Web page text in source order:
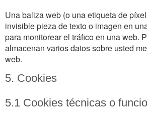
Una baliza web (o una etiqueta de
invisible pieza de texto o imagen en
para monitorear el tráfico en una web.
almacenan varios datos sobre usted
web.
5. Cookies
5.1 Cookies técnicas o